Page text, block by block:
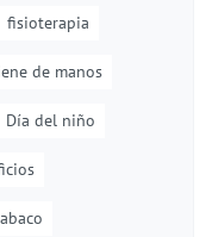
fisioterapia
de manos
Día del niño